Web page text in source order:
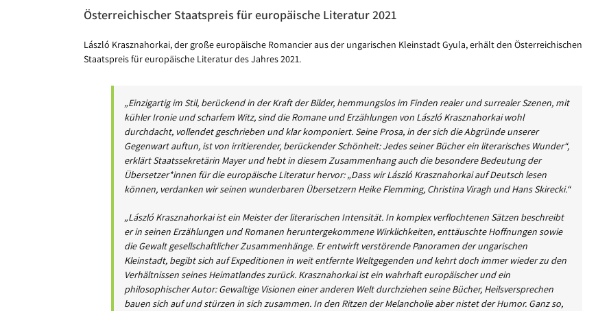
Österreichischer Staatspreis für europäische Literatur 2021
László Krasznahorkai, der große europäische Romancier aus der ungarischen Kleinstadt Gyula, erhält den Österreichischen
Staatspreis für europäische Literatur des Jahres 2021.
„Einzigartig im Stil, berückend in der Kraft der Bilder, hemmungslos im Finden realer und surrealer Szenen, mit
kühler Ironie und scharfem Witz, sind die Romane und Erzählungen von László Krasznahorkai wohl
durchdacht, vollendet geschrieben und klar komponiert. Seine Prosa, in der sich die Abgründe unserer
Gegenwart auftun, ist von irritierender, berückender Schönheit: Jedes seiner Bücher ein literarisches Wunder“,
erklärt Staatssekretärin Mayer und hebt in diesem Zusammenhang auch die besondere Bedeutung der
Übersetzer*innen für die europäische Literatur hervor: „Dass wir László Krasznahorkai auf Deutsch lesen
können, verdanken wir seinen wunderbaren Übersetzern Heike Flemming, Christina Viragh und Hans Skirecki.“
„László Krasznahorkai ist ein Meister der literarischen Intensität. In komplex verflochtenen Sätzen beschreibt
er in seinen Erzählungen und Romanen heruntergekommene Wirklichkeiten, enttäuschte Hoffnungen sowie
die Gewalt gesellschaftlicher Zusammenhänge. Er entwirft verstörende Panoramen der ungarischen
Kleinstadt, begibt sich auf Expeditionen in weit entfernte Weltgegenden und kehrt doch immer wieder zu den
Verhältnissen seines Heimatlandes zurück. Krasznahorkai ist ein wahrhaft europäischer und ein
philosophischer Autor: Gewaltige Visionen einer anderen Welt durchziehen seine Bücher, Heilsversprechen
bauen sich auf und stürzen in sich zusammen. In den Ritzen der Melancholie aber nistet der Humor. Ganz so,